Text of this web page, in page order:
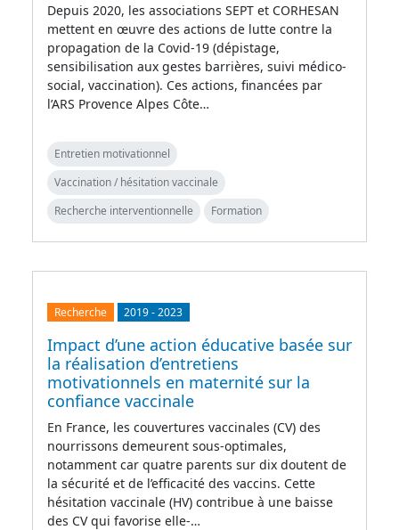
Depuis 2020, les associations SEPT et CORHESAN
mettent en œuvre des actions de lutte contre la
propagation de la Covid-19 (dépistage,
sensibilisation aux gestes barrières, suivi médico-
social, vaccination). Ces actions, financées par
l’ARS Provence Alpes Côte…
Entretien motivationnel
Vaccination / hésitation vaccinale
Recherche interventionnelle
Formation
Recherche 2019-2023
Impact d’une action éducative basée sur
la réalisation d’entretiens
motivationnels en maternité sur la
confiance vaccinale
En France, les couvertures vaccinales (CV) des
nourrissons demeurent sous-optimales,
notamment car quatre parents sur dix doutent de
la sécurité et de l’efficacité des vaccins. Cette
hésitation vaccinale (HV) contribue à une baisse
des CV qui favorise elle-…